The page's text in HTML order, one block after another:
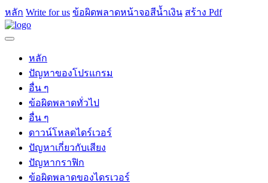
หลัก Write for us ข้อผิดพลาดหน้าจอสีน้ำเงิน สร้าง Pdf
หลัก
ปัญหาของโปรแกรม
อื่น ๆ
ข้อผิดพลาดทั่วไป
อื่น ๆ
ดาวน์โหลดไดร์เวอร์
ปัญหาเกี่ยวกับเสียง
ปัญหากราฟิก
ข้อผิดพลาดของไดรเวอร์